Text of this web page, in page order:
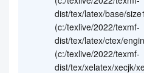
dist/tex/latex/base/
(c:/texlive/2022/texmf-
dist/tex/latex/ctex/
(c:/texlive/2022/texmf-
dist/tex/xelatex/xecjk/